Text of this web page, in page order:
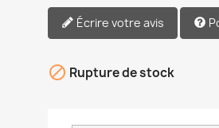
Écrire votre avis
 Rupture de stock